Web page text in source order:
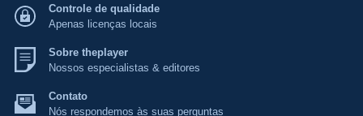
Controle de qualidade
Apenas licenças locais
Sobre theplayer
Nossos especialistas & editores
Contato
Nós respondemos às suas perguntas